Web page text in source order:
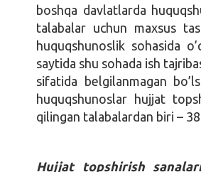
boshqa davlatlarda
talabalar uchun maxsus
huquqshunoslik sohasida
saytida shu sohada ish
sifatida belgilanmagan
huquqshunoslar hujjat
qilingan talabalardan biri –
Hujjat topshirish